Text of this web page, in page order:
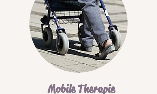
Mobile Therapie